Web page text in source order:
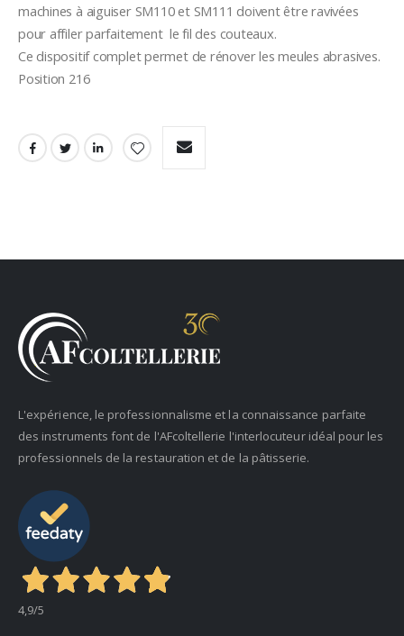
machines à aiguiser SM110 et SM111 doivent être ravivées
pour affiler parfaitement  le fil des couteaux.
Ce dispositif complet permet de rénover les meules abrasives.
Position 216
L'expérience, le professionnalisme et la connaissance parfaite
des instruments font de l'AFcoltellerie l'interlocuteur idéal pour les
professionnels de la restauration et de la pâtisserie.
4,9/5